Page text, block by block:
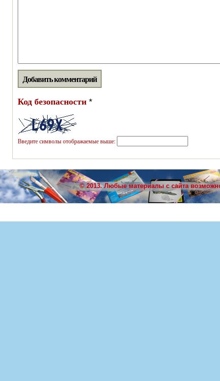
Код безопасности *
Введите символы отображаемые выше:
© 2013. Любые материалы с сайта